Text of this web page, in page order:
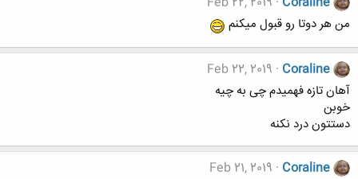
من هر دوتا رو قبول میکنم
Coraline
Feb 22, 2019
آهان تازه فهمیدم چی به چیه
خوبن
دستتون درد نکنه
Coraline
Feb 21, 2019